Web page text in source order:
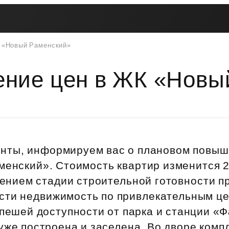
Ваши
Купите сейчас — платите
потом
Платите как хотите
Рассрочка для беременных
Трейд-ин
Трейд-ин
Поддержка
Раменский»
цен в ЖК
информируем вас о плановом
Стоимость квартир изменится
стадии строительной готовности
недвижимость по привлекательным
доступности от парка и станции